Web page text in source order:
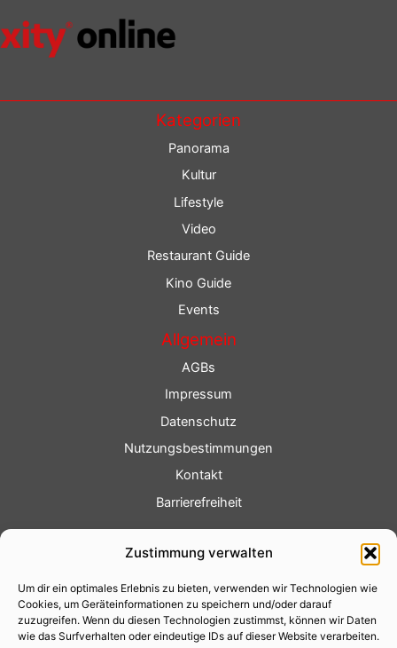
Zustimmung verwalten
Um dir ein optimales Erlebnis zu bieten, verwenden wir Technologien wie
Cookies, um Geräteinformationen zu speichern und/oder darauf
zuzugreifen. Wenn du diesen Technologien zustimmst, können wir Daten
wie das Surfverhalten oder eindeutige IDs auf dieser Website verarbeiten.
Kategorien
Panorama
Kultur
Lifestyle
Video
Restaurant Guide
Kino Guide
Events
Allgemein
AGBs
Impressum
Datenschutz
Nutzungsbestimmungen
Kontakt
Barrierefreiheit
Fotoservice
Videoservice
Werbung